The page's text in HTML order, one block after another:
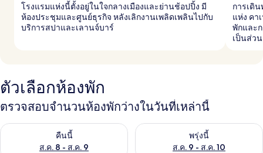
โรงแรมแห่งนี้ตั้งอยู่ในใจกลางเมืองและย่านช้อปปิ้ง มี
ห้องประชุมและศูนย์ธุรกิจ หลังเลิกงานเพลิดเพลินไปกับ
บริการสปาและเลานจ์บาร์
การเดิ
แห่ง คา
พักและ
เป็นส่ว
ตัวเลือกห้องพัก
ตรวจสอบจำนวนห้องพักว่างในวันที่เหล่านี้
คืนนี้
ส.ค. 8 - ส.ค. 9
ตรวจสอบจำนวนห้องพักว่างในคืนนี้ ส.ค. 8 - ส.ค. 9พรุ่งนี้
ส.ค. 9 - ส.ค. 10
ตรวจสอบจำนวนห้องพักว่างใน